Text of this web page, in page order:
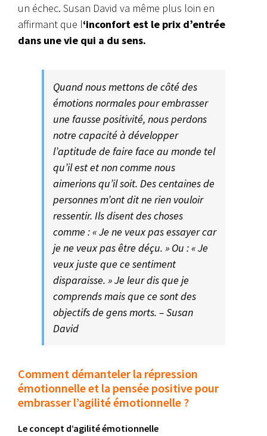
un échec. Susan David va même plus loin en
affirmant que l‘inconfort est le prix d’entrée
dans une vie qui a du sens.
Quand nous mettons de côté des
émotions normales pour embrasser
une fausse positivité, nous perdons
notre capacité à développer
l’aptitude de faire face au monde tel
qu’il est et non comme nous
aimerions qu’il soit. Des centaines de
personnes m’ont dit ne rien vouloir
ressentir. Ils disent des choses
comme : « Je ne veux pas essayer car
je ne veux pas être déçu. » Ou : « Je
veux juste que ce sentiment
disparaisse. » Je leur dis que je
comprends mais que ce sont des
objectifs de gens morts. – Susan
David
Comment démanteler la répression
émotionnelle et la pensée positive pour
embrasser l’agilité émotionnelle ?
Le concept d’agilité émotionnelle